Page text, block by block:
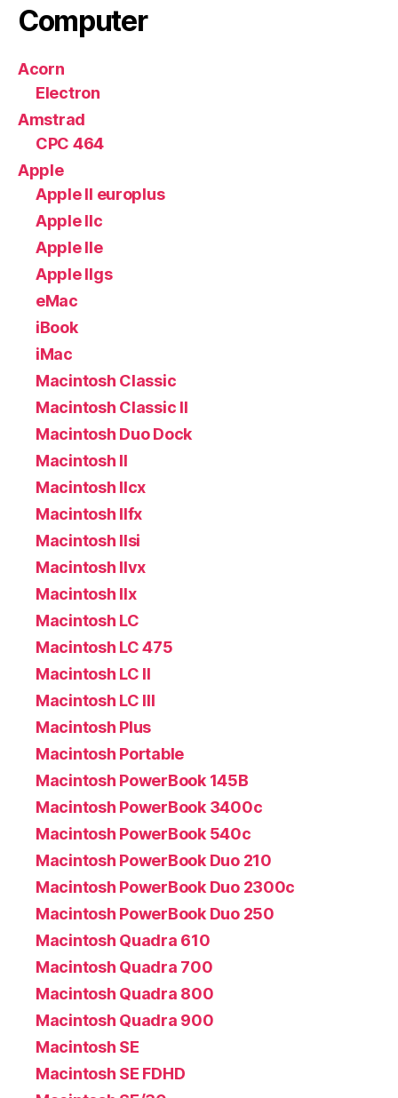
Computer
Acorn
Electron
Amstrad
CPC 464
Apple
Apple II europlus
Apple IIc
Apple IIe
Apple IIgs
eMac
iBook
iMac
Macintosh Classic
Macintosh Classic II
Macintosh Duo Dock
Macintosh II
Macintosh IIcx
Macintosh IIfx
Macintosh IIsi
Macintosh IIvx
Macintosh IIx
Macintosh LC
Macintosh LC 475
Macintosh LC II
Macintosh LC III
Macintosh Plus
Macintosh Portable
Macintosh PowerBook 145B
Macintosh PowerBook 3400c
Macintosh PowerBook 540c
Macintosh PowerBook Duo 210
Macintosh PowerBook Duo 2300c
Macintosh PowerBook Duo 250
Macintosh Quadra 610
Macintosh Quadra 700
Macintosh Quadra 800
Macintosh Quadra 900
Macintosh SE
Macintosh SE FDHD